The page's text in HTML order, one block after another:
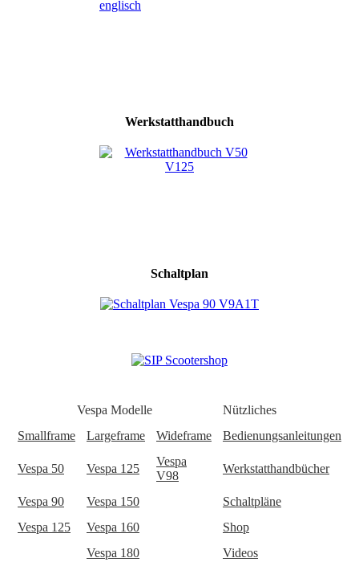
Werkstatthandbuch
Schaltplan
Vespa Modelle
Nützliches
Smallframe
Largeframe Wideframe Bedienungsanleitungen
Vespa 50 Vespa 125
Vespa
V98
Werkstatthandbücher
Vespa 90 Vespa 150
Schaltpläne
Vespa 125
Vespa 160
Shop
Vespa 180
Videos